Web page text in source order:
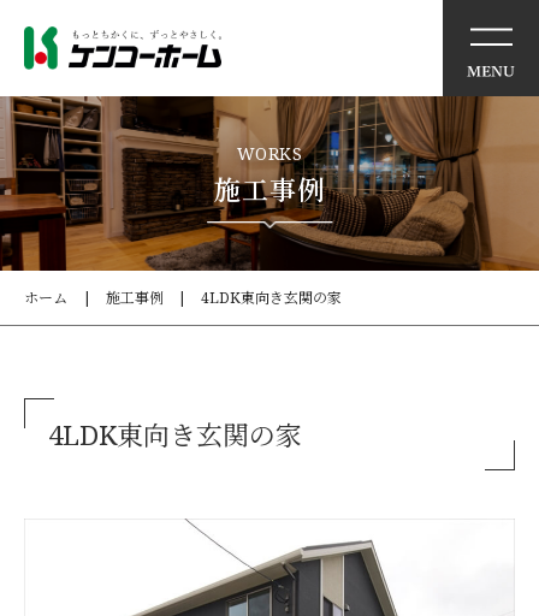
イベント情報
ケンコーホームの想い
住まいの特徴
モデルハウス
お客様の声
WORKS
施工事例
ホーム 施工事例 4LDK東向き玄関の家
4LDK東向き玄関の家